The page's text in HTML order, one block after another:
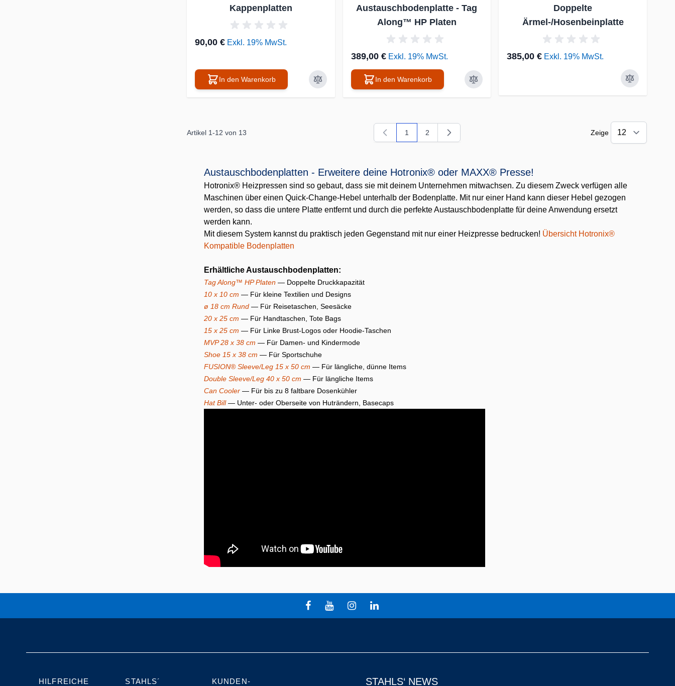
Kappenplatten
90,00 € Exkl. 19% MwSt.
In den Warenkorb
Austauschbodenplatte - Tag
Along™ HP Platen
389,00 € Exkl. 19% MwSt.
In den Warenkorb
Doppelte
Ärmel-/Hosenbeinplatte
385,00 € Exkl. 19% MwSt.
Artikel 1-12 von 13
Sie lesen gerade die Seite
1
Seite
2 Zeige
Austauschbodenplatten - Erweitere deine Hotronix® oder MAXX® Presse!
Hotronix® Heizpressen sind so gebaut, dass sie mit deinem Unternehmen mitwachsen. Zu diesem Zweck verfügen alle
Maschinen über einen Quick-Change-Hebel unterhalb der Bodenplatte. Mit nur einer Hand kann dieser Hebel gezogen
werden, so dass die untere Platte entfernt und durch die perfekte Austauschbodenplatte für deine Anwendung ersetzt
werden kann.
Mit diesem System kannst du praktisch jeden Gegenstand mit nur einer Heizpresse bedrucken! Übersicht Hotronix®
Kompatible Bodenplatten
Erhältliche Austauschbodenplatten:
Tag Along™ HP Platen — Doppelte Druckkapazität
10 x 10 cm — Für kleine Textilien und Designs
ø 18 cm Rund — Für Reisetaschen, Seesäcke
20 x 25 cm — Für Handtaschen, Tote Bags
15 x 25 cm — Für Linke Brust-Logos oder Hoodie-Taschen
MVP 28 x 38 cm — Für Damen- und Kindermode
Shoe 15 x 38 cm — Für Sportschuhe
FUSION® Sleeve/Leg 15 x 50 cm — Für längliche, dünne Items
Double Sleeve/Leg 40 x 50 cm — Für längliche Items
Can Cooler — Für bis zu 8 faltbare Dosenkühler
Hat Bill — Unter- oder Oberseite von Huträndern, Basecaps
HILFREICHE STAHLS´ KUNDEN- STAHLS‘ NEWS